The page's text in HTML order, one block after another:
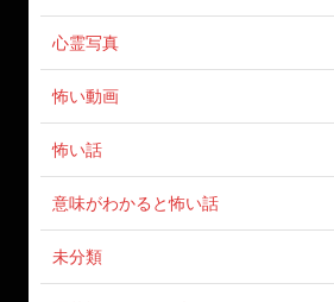
心霊写真
怖い動画
怖い話
意味がわかると怖い話
未分類